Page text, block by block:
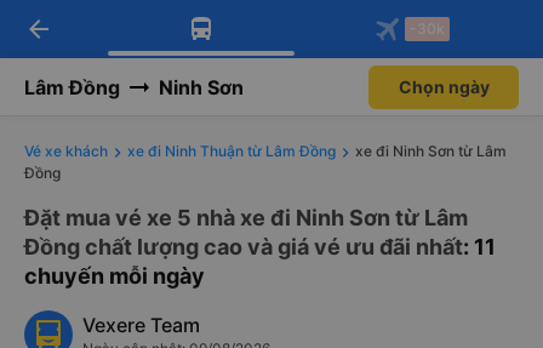
Tải app Vexere ngay!
Nhận ưu đãi thành viên độc
Mở app
Tải app Vexere
-30k/ghế khi đặt vé máy bay qua
Mở app
arrow_back -30k
Lâm Đồng Ninh Sơn Chọn ngày
Vé xe khách xe đi Ninh Thuận từ Lâm Đồng
xe đi Ninh Sơn từ Lâm
Đồng
Đặt mua vé xe 5 nhà xe đi Ninh Sơn từ Lâm
Đồng chất lượng cao và giá vé ưu đãi nhất: 11
chuyến mỗi ngày
Vexere Team